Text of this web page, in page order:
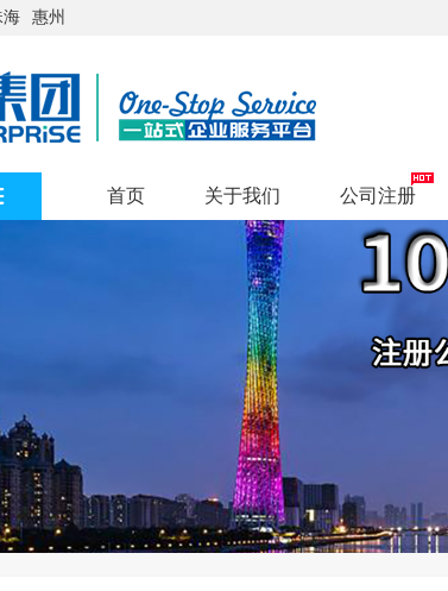
海 惠州
首页 关于我们 公司注册